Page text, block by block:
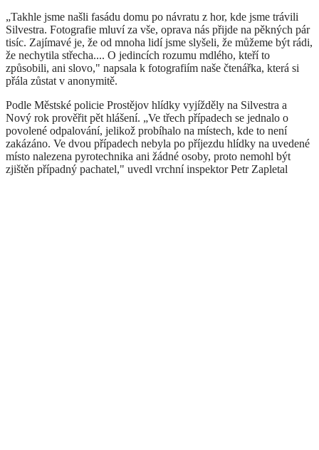
„Takhle jsme našli fasádu domu po návratu z hor, kde jsme trávili
Silvestra. Fotografie mluví za vše, oprava nás přijde na pěkných pár
tisíc. Zajímavé je, že od mnoha lidí jsme slyšeli, že můžeme být rádi,
že nechytila střecha.... O jedincích rozumu mdlého, kteří to
způsobili, ani slovo," napsala k fotografiím naše čtenářka, která si
přála zůstat v anonymitě.
Podle Městské policie Prostějov hlídky vyjížděly na Silvestra a
Nový rok prověřit pět hlášení. „Ve třech případech se jednalo o
povolené odpalování, jelikož probíhalo na místech, kde to není
zakázáno. Ve dvou případech nebyla po příjezdu hlídky na uvedené
místo nalezena pyrotechnika ani žádné osoby, proto nemohl být
zjištěn případný pachatel," uvedl vrchní inspektor Petr Zapletal